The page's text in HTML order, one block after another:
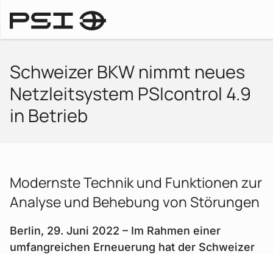
Schweizer BKW nimmt neues
Netzleitsystem PSIcontrol 4.9
in Betrieb
Modernste Technik und Funktionen zur
Analyse und Behebung von Störungen
Berlin, 29. Juni 2022 – Im Rahmen einer
umfangreichen Erneuerung hat der Schweizer